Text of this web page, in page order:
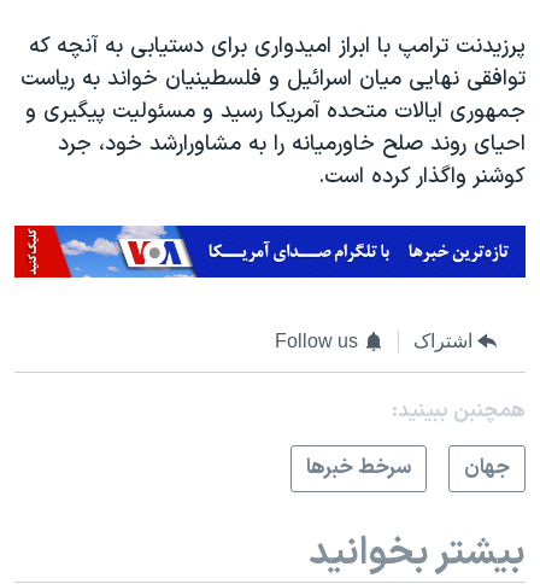
همایش محافظه‌کاران آمریکا «سی‌پک»
صفحه‌های ویژه
سفر پرزیدنت ترامپ به چین
پرزیدنت ترامپ با ابراز امیدواری برای دستیابی به آنچه که
توافقی نهایی میان اسرائیل و فلسطینیان خواند به ریاست
جمهوری ایالات متحده آمریکا رسید و مسئولیت پیگیری و
احیای روند صلح خاورمیانه را به مشاورارشد خود، جرد
کوشنر واگذار کرده است.
اشتراک Follow us
همچنبن ببینید:
جهان
سرخط خبرها
بیشتر بخوانید